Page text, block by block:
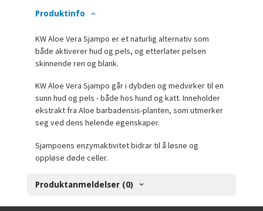
Produktinfo
KW Aloe Vera Sjampo er et naturlig alternativ som
både aktiverer hud og pels, og etterlater pelsen
skinnende ren og blank.
KW Aloe Vera Sjampo går i dybden og medvirker til en
sunn hud og pels - både hos hund og katt. Inneholder
ekstrakt fra Aloe barbadensis-planten, som utmerker
seg ved dens helende egenskaper.
Sjampoens enzymaktivitet bidrar til å løsne og
oppløse døde celler.
Produktanmeldelser (0)